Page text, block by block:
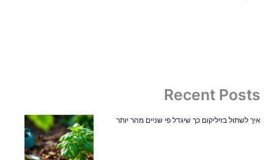
Recent Posts
איך לשתול בזיליקום כך שיגדל פי שניים מהר יותר